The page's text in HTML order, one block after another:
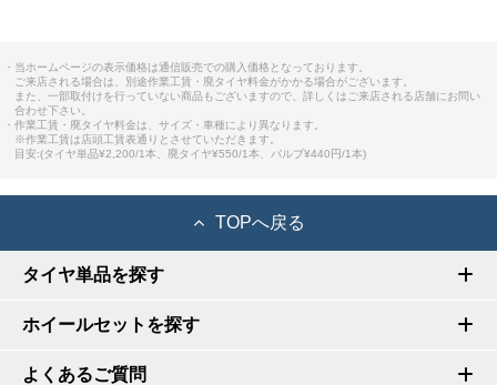
・当ホームページの表示価格は通信販売での購入価格となっております。
ご来店される場合は、別途作業工賃・廃タイヤ料金がかかる場合がございます。
また、一部取付けを行っていない商品もございますので、詳しくはご来店される店舗にお問い
合わせ下さい。
・作業工賃・廃タイヤ料金は、サイズ・車種により異なります。
※作業工賃は店頭工賃表通りとさせていただきます。
目安:(タイヤ単品¥2,200/1本、廃タイヤ¥550/1本、バルブ¥440円/1本)
TOPへ戻る
タイヤ単品を探す
ホイールセットを探す
よくあるご質問